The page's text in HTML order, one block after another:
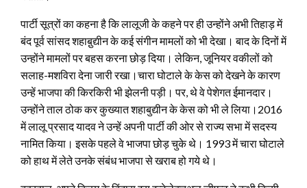
पार्टी सूत्रों का कहना है कि लालूजी के कहने पर ही उन्होंने अभी तिहाड़ में
बंद पूर्व सांसद शहाबु़द्यीन के कई संगीन मामलों को भी देखा। बाद के दिनों में
उन्होंने मामलों पर बहस करना छोड़ दिया। लेकिन, जूनियर वकीलों को
सलाह-मशविरा देना जारी रखा।चारा घोटाले के केस को देखने के कारण
उन्हें भाजपा की किरकिरी भी झेलनी पड़ी। पर, थे वे पेशेगत ईमानदार।
उन्होंने ताल ठोक कर कुख्यात शहाबुद्यीन के केस को भी ले लिया।2016
में लालू प्रसाद यादव ने उन्हें अपनी पार्टी की ओर से राज्य सभा में सदस्य
नामित किया। इसके पहले वे भाजपा छोड़ चुके थे। 1993 में चारा घोटाले
को हाथ में लेते उनके संबंध भाजपा से खराब हो गये थे।